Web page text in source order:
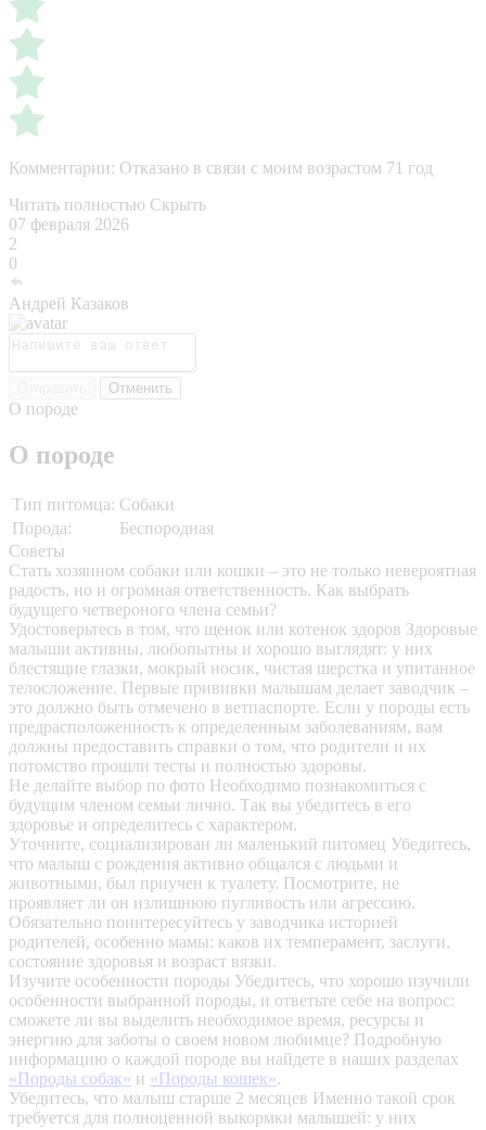
Комментарии: Отказано в связи с моим возрастом 71 год
Читать полностью Скрыть
07 февраля 2026
2
0
Андрей Казаков
Отменить
О породе
О породе
Тип питомца: Собаки
Порода:
Беспородная
Советы
Стать хозяином собаки или кошки – это не только невероятная
радость, но и огромная ответственность. Как выбрать
будущего четвероного члена семьи?
Удостоверьтесь в том, что щенок или котенок здоров Здоровые
малыши активны, любопытны и хорошо выглядят: у них
блестящие глазки, мокрый носик, чистая шерстка и упитанное
телосложение. Первые прививки малышам делает заводчик –
это должно быть отмечено в ветпаспорте. Если у породы есть
предрасположенность к определенным заболеваниям, вам
должны предоставить справки о том, что родители и их
потомство прошли тесты и полностью здоровы.
Не делайте выбор по фото Необходимо познакомиться с
будущим членом семьи лично. Так вы убедитесь в его
здоровье и определитесь с характером.
Уточните, социализирован ли маленький питомец Убедитесь,
что малыш с рождения активно общался с людьми и
животными, был приучен к туалету. Посмотрите, не
проявляет ли он излишнюю пугливость или агрессию.
Обязательно поинтересуйтесь у заводчика историей
родителей, особенно мамы: каков их темперамент, заслуги,
состояние здоровья и возраст вязки.
Изучите особенности породы Убедитесь, что хорошо изучили
особенности выбранной породы, и ответьте себе на вопрос:
сможете ли вы выделить необходимое время, ресурсы и
энергию для заботы о своем новом любимце? Подробную
информацию о каждой породе вы найдете в наших разделах
«Породы собак» и «Породы кошек».
Убедитесь, что малыш старше 2 месяцев Именно такой срок
требуется для полноценной выкормки малышей: у них